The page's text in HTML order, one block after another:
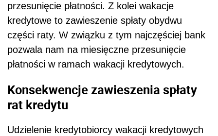
przesunięcie płatności. Z kolei wakacje
kredytowe to zawieszenie spłaty obydwu
części raty. W związku z tym najczęściej bank
pozwala nam na miesięczne przesunięcie
płatności w ramach wakacji kredytowych.
Konsekwencje zawieszenia spłaty
rat kredytu
Udzielenie kredytobiorcy wakacji kredytowych